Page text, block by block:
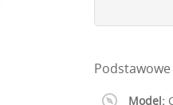
Podstawowe
Model: